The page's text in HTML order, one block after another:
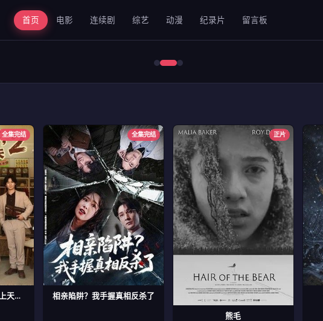
首页 电影 连续剧 综艺 动漫 纪录片 留言板
错位2024
全集完结
重生八零，我将妻女宠上天第二部
全集完结
相亲陷阱？我手握真相反杀了
正片
熊毛